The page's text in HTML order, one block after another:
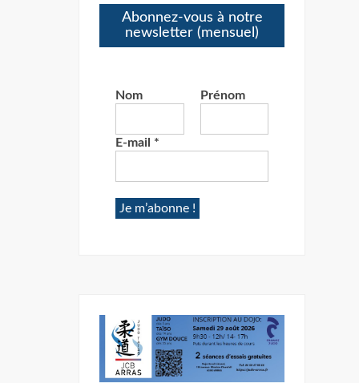
Abonnez-vous à notre
newsletter (mensuel)
Nom Prénom
E-mail *